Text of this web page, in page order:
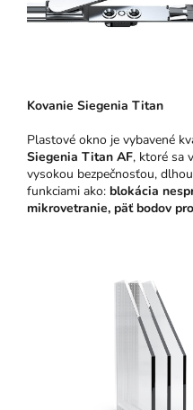
Kovanie Siegenia Titan
Plastové okno je vybavené
Siegenia Titan AF, ktoré sa
vysokou bezpečnosťou,
funkciami ako: blokácia
mikrovetranie, päť bodov